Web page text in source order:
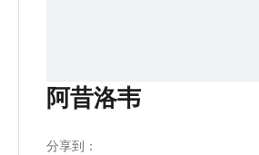
阿昔洛韦
分享到：